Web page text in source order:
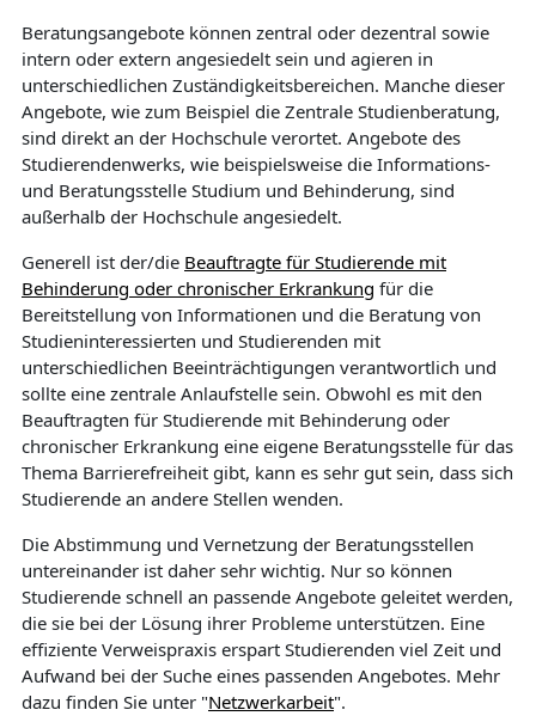
Beratungsangebote können zentral oder dezentral sowie
intern oder extern angesiedelt sein und agieren in
unterschiedlichen Zuständigkeitsbereichen. Manche dieser
Angebote, wie zum Beispiel die Zentrale Studienberatung,
sind direkt an der Hochschule verortet. Angebote des
Studierendenwerks, wie beispielsweise die Informations-
und Beratungsstelle Studium und Behinderung, sind
außerhalb der Hochschule angesiedelt.
Generell ist der/die Beauftragte für Studierende mit
Behinderung oder chronischer Erkrankung für die
Bereitstellung von Informationen und die Beratung von
Studieninteressierten und Studierenden mit
unterschiedlichen Beeinträchtigungen verantwortlich und
sollte eine zentrale Anlaufstelle sein. Obwohl es mit den
Beauftragten für Studierende mit Behinderung oder
chronischer Erkrankung eine eigene Beratungsstelle für das
Thema Barrierefreiheit gibt, kann es sehr gut sein, dass sich
Studierende an andere Stellen wenden.
Die Abstimmung und Vernetzung der Beratungsstellen
untereinander ist daher sehr wichtig. Nur so können
Studierende schnell an passende Angebote geleitet werden,
die sie bei der Lösung ihrer Probleme unterstützen. Eine
effiziente Verweispraxis erspart Studierenden viel Zeit und
Aufwand bei der Suche eines passenden Angebotes. Mehr
dazu finden Sie unter "Netzwerkarbeit".